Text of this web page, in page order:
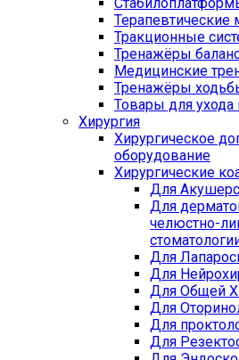
Тракционные
Тренажёры
Медицинские
Тренажёры
Товары для ухода
Хирургия
Хирургическое
оборудование
Хирургические
Для
Для
челюстно-
Для
Для
Для Общей
Для
Для
Для